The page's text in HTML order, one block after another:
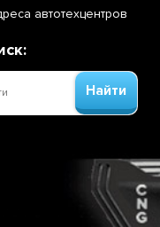
автотехцентров
Найти